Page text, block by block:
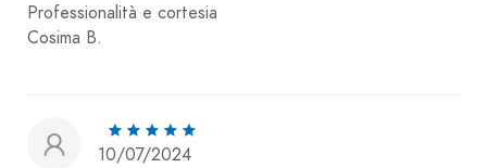
Professionalità e cortesia
Cosima B.
10/07/2024